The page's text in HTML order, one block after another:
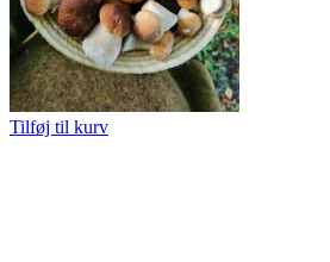
Tilføj til kurv